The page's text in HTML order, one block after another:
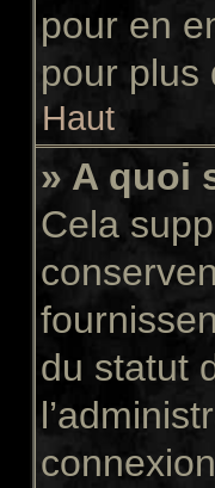
pour en
pour plus
Haut
» A quoi
Cela
du statut